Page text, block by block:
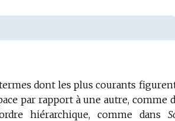
dont les plus courants
par rapport à une autre, comme
hiérarchique, comme dans